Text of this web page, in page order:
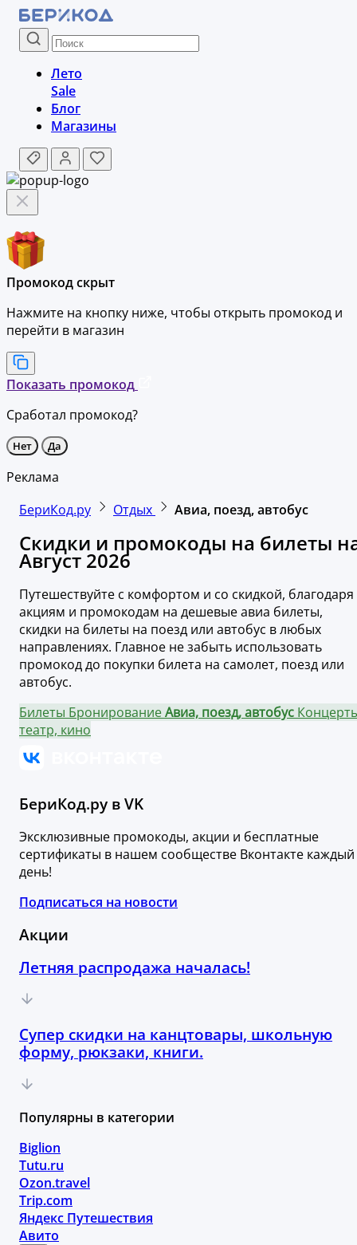
Лето
Sale
Блог
Магазины
Промокод скрыт
Нажмите на кнопку ниже, чтобы открыть промокод и
перейти в магазин
Показать промокод
Сработал промокод?
Нет Да
Реклама
БериКод.ру
Отдых Авиа, поезд, автобус
Скидки и промокоды на билеты
Август 2026
Путешествуйте с комфортом и со скидкой, благодаря
акциям и промокодам на дешевые авиа билеты,
скидки на билеты на поезд или автобус в любых
направлениях. Главное не забыть использовать
промокод до покупки билета на самолет, поезд или
автобус.
Билеты БронированиеАвиа, поезд, автобус
театр, кино
БериКод.ру в VK
Эксклюзивные промокоды, акции и бесплатные
сертификаты в нашем сообществе Вконтакте каждый
день!
Подписаться на новости
Акции
Летняя распродажа началась!
Супер скидки на канцтовары, школьную
форму, рюкзаки, книги.
Популярны в категории
Biglion
Tutu.ru
Ozon.travel
Trip.com
Яндекс Путешествия
Авито